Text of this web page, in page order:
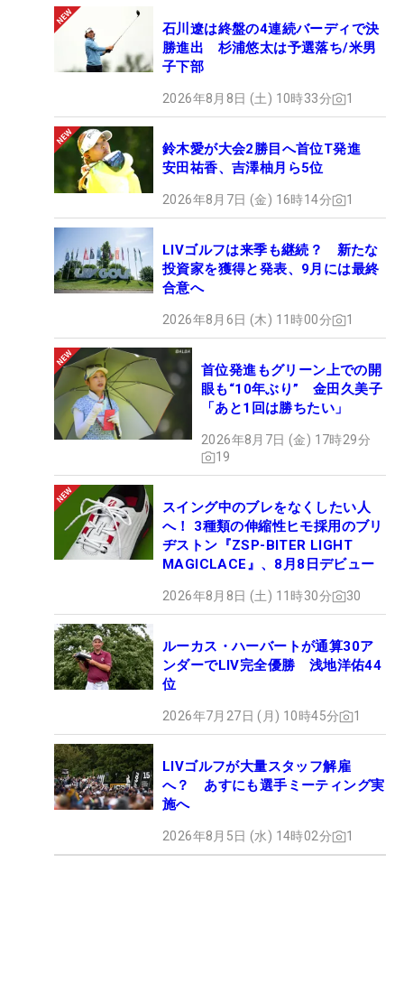
石川遼は終盤の4連続バーディで決
勝進出 杉浦悠太は予選落ち/米男
子下部
2026年8月8日 (土) 10時33分 1
鈴木愛が大会2勝目へ首位T発進
安田祐香、吉澤柚月ら5位
2026年8月7日 (金) 16時14分 1
LIVゴルフは来季も継続？ 新たな
投資家を獲得と発表、9月には最終
合意へ
2026年8月6日 (木) 11時00分 1
首位発進もグリーン上での開
眼も“10年ぶり” 金田久美子
「あと1回は勝ちたい」
2026年8月7日 (金) 17時29分
19
スイング中のブレをなくしたい人
へ！ 3種類の伸縮性ヒモ採用のブリ
ヂストン『ZSP-BITER LIGHT
MAGICLACE』、8月8日デビュー
2026年8月8日 (土) 11時30分 30
ルーカス・ハーバートが通算30ア
ンダーでLIV完全優勝 浅地洋佑44
位
2026年7月27日 (月) 10時45分 1
LIVゴルフが大量スタッフ解雇
へ？ あすにも選手ミーティング実
施へ
2026年8月5日 (水) 14時02分 1